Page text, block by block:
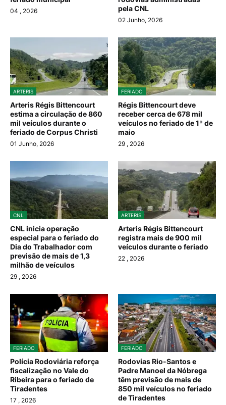
04 , 2026
pela CNL
02 Junho, 2026
ARTERIS
Arteris Régis Bittencourt
estima a circulação de 860
mil veículos durante o
feriado de Corpus Christi
01 Junho, 2026
FERIADO
Régis Bittencourt deve
receber cerca de 678 mil
veículos no feriado de 1º de
maio
29 , 2026
CNL
CNL inicia operação
especial para o feriado do
Dia do Trabalhador com
previsão de mais de 1,3
milhão de veículos
29 , 2026
ARTERIS
Arteris Régis Bittencourt
registra mais de 900 mil
veículos durante o feriado
22 , 2026
FERIADO
Polícia Rodoviária reforça
fiscalização no Vale do
Ribeira para o feriado de
Tiradentes
17 , 2026
FERIADO
Rodovias Rio-Santos e
Padre Manoel da Nóbrega
têm previsão de mais de
850 mil veículos no feriado
de Tiradentes